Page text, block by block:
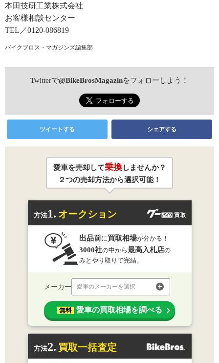
本田技研工業株式会社
お客様相談センター
TEL／0120-086819
バイクブロス・マガジンズ編集部
Twitterで@BikeBrosMagazinをフォローしよう！
ツイートする シェアする
愛車を売却して乗換しませんか？
２つの売却方法から選択可能！
方法1. オークション
出品前に買取相場が分かる！
3000社の中から最高入札店の
みとやり取りで完結。
メーカー 愛車のメーカーを選択
無料 愛車の買取相場を調べる
方法2. 買取一括査定